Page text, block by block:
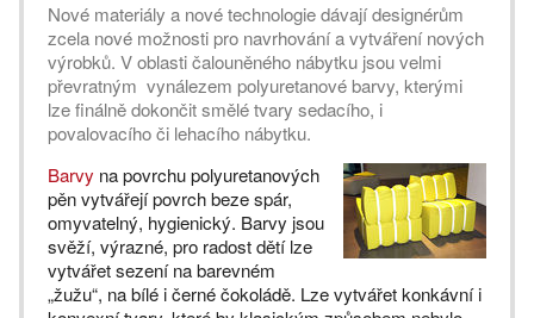
Nové materiály a nové technologie dávají designérům
zcela nové možnosti pro navrhování a vytváření nových
výrobků. V oblasti čalouněného nábytku jsou velmi
převratným vynálezem polyuretanové barvy, kterými
lze finálně dokončit smělé tvary sedacího, i
povalovacího či lehacího nábytku.
Barvy na povrchu polyuretanových
pěn vytvářejí povrch beze spár,
omyvatelný, hygienický. Barvy jsou
svěží, výrazné, pro radost dětí lze
vytvářet sezení na barevném
„žužu“, na bílé i černé čokoládě. Lze vytvářet konkávní i